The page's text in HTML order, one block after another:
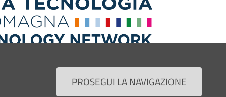
PROSEGUI LA NAVIGAZIONE